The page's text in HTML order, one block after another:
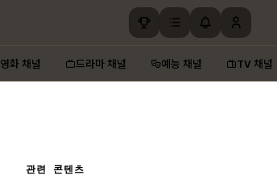
영화 채널 드라마 채널 예능 채널 TV 채널
관련 콘텐츠